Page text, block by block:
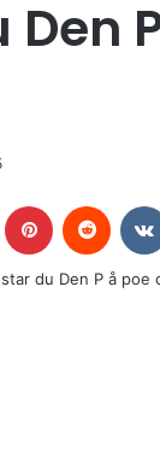
Tumblr Pinterest Reddit